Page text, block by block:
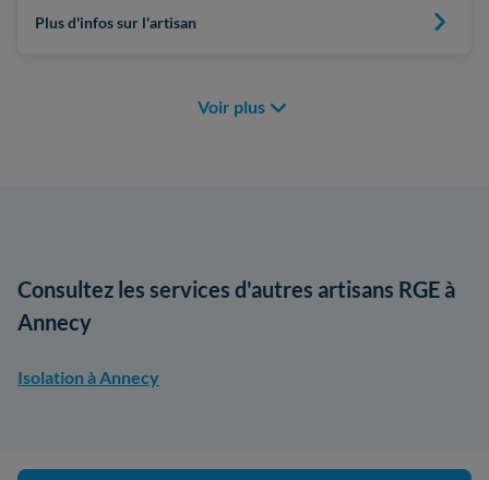
Plus d'infos sur l'artisan
Voir plus
Consultez les services d'autres artisans RGE à
Annecy
Isolation à Annecy